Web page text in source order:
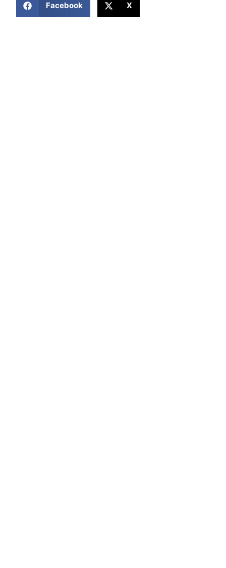
Facebook X